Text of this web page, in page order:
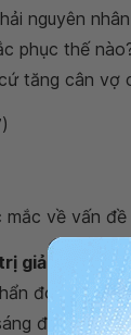
nguyên
phục thế
tăng cân vợ
mắc về vấn đề
giảm tiểu
đoán
để cần